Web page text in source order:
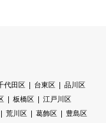
代田区 台東区
品川区
板橋区
江戸川区
荒川区 葛飾区
豊島区